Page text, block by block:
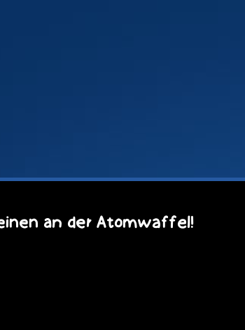
an der Atomwaffel!